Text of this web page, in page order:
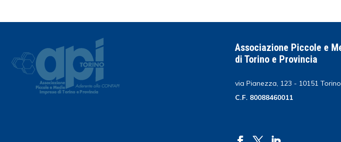
Associazione Piccole e
di Torino e Provincia
via Pianezza, 123 - 10151 Torino
C.F. 80088460011